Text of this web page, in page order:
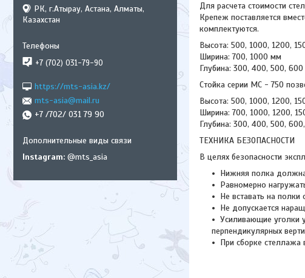
Для расчета стоимости
Крепеж поставляется
комплектуются.
Высота: 500, 1000, 1200,
Ширина: 700, 1000 мм
Глубина: 300, 400, 500,
Стойка серии МС - 750
Высота: 500, 1000, 1200,
Ширина: 700, 1000, 1200,
Глубина: 300, 400, 500,
ТЕХНИКА БЕЗОПАСНОСТИ
В целях безопасности
Нижняя полка должна
Равномерно
Не вставать на полки
Не допускается
Усиливающие уголки
перпендикулярных
При сборке стеллажа
РК, г.Атырау, Астана, Алматы,
Казахстан
+7 (702) 031-79-90
https://mts-asia.kz/
mts-asia@mail.ru
+7 /702/ 031 79 90
Instagram @mts_asia